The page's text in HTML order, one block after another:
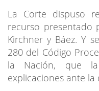
La Corte dispuso
recurso presentado
Kirchner y Báez. Y
280 del Código
la Nación, que
explicaciones ante la